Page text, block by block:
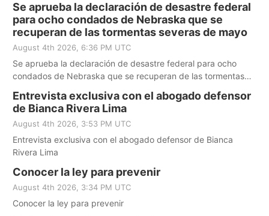
Se aprueba la declaración de desastre federal
para ocho condados de Nebraska que se
recuperan de las tormentas severas de mayo
August 4th 2026, 6:36 PM UTC
Se aprueba la declaración de desastre federal para ocho
condados de Nebraska que se recuperan de las tormentas
Entrevista exclusiva con el abogado defensor
de Bianca Rivera Lima
August 4th 2026, 3:53 PM UTC
Entrevista exclusiva con el abogado defensor de Bianca
Rivera Lima
Conocer la ley para prevenir
August 4th 2026, 3:34 PM UTC
Conocer la ley para prevenir